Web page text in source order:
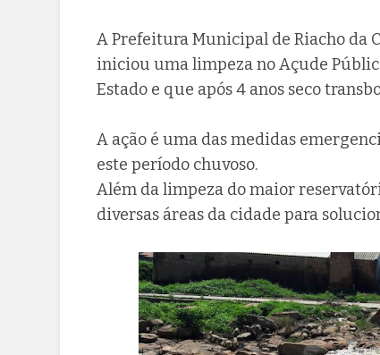
A Prefeitura Municipal de Riacho da
iniciou uma limpeza no Açude
Estado e que após 4 anos seco
A ação é uma das medidas
este período chuvoso.
Além da limpeza do maior
diversas áreas da cidade para